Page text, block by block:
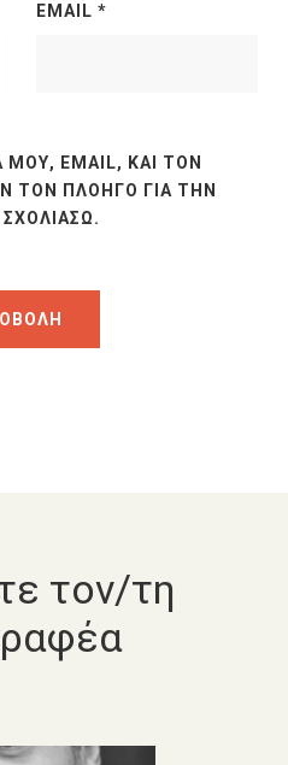
EMAIL *
EMAIL, ΚΑΙ ΤΟΝ
ΤΟΝ ΠΛΟΗΓΌ ΓΙΑ ΤΗΝ
τον/τη